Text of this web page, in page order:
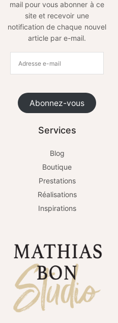
mail pour vous abonner à ce
site et recevoir une
notification de chaque nouvel
article par e-mail.
Abonnez-vous
Services
Blog
Boutique
Prestations
Réalisations
Inspirations